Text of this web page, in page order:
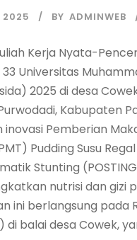
2025 BY ADMINWEB
Kerja Nyata-
Universitas
2025 di desa
Kabupaten
inovasi Pemberian
Pudding Susu
Stunting
nutrisi dan gizi
ini berlangsung pada
balai desa Cowek,